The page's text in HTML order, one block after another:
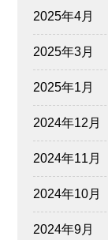
2025年4月
2025年3月
2025年1月
2024年12月
2024年11月
2024年10月
2024年9月